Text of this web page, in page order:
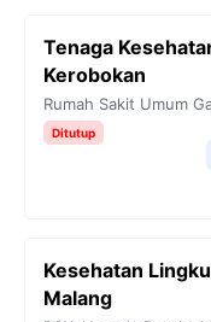
Tenaga
Kerobokan
Rumah Sakit Umum
Ditutup
Kesehatan
Malang